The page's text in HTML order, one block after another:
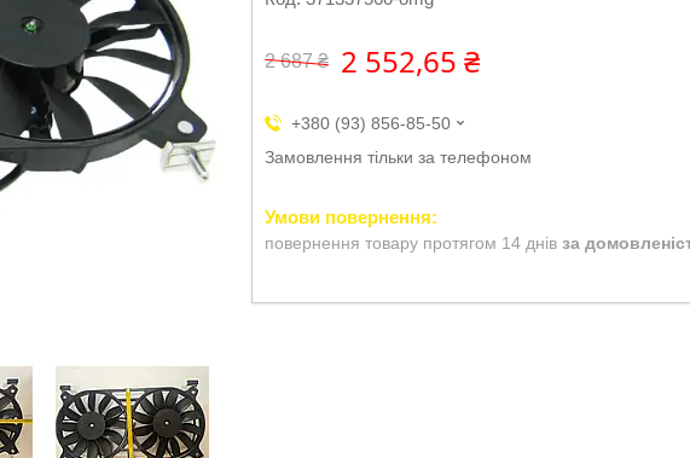
2 687 ₴ 2 552,65 ₴
+380 (93) 856-85-50
Замовлення тільки за телефоном
повернення товару протягом 14 днів за